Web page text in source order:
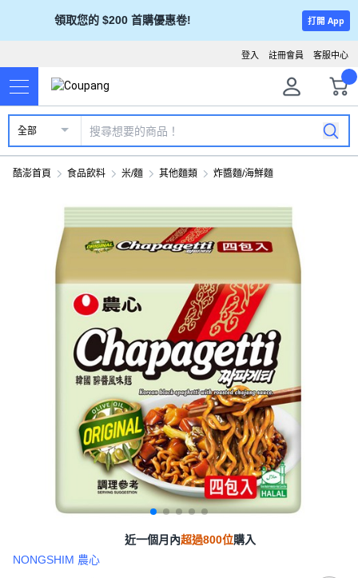
領取您的 $200 首購優惠卷! 打開 App
客服中心
註冊會員
登入
全部
酷澎首頁 食品飲料 米/麵 其他麵類 炸醬麵/海鮮麵
近一個月內超過800位購入
NONGSHIM 農心